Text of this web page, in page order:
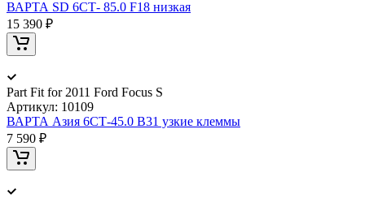
ВАРТА SD 6СТ- 85.0 F18 низкая
15 390 ₽
Part Fit for 2011 Ford Focus S
Артикул: 10109
ВАРТА Aзия 6СТ-45.0 B31 узкие клеммы
7 590 ₽